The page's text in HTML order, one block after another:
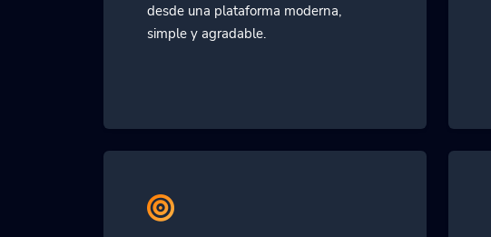
desde una plataforma moderna,
simple y agradable.